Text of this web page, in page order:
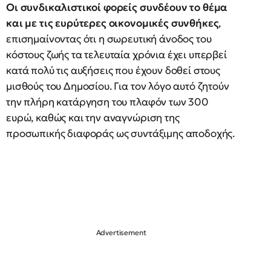
Οι συνδικαλιστικοί φορείς συνδέουν το θέμα
και με τις ευρύτερες οικονομικές συνθήκες,
επισημαίνοντας ότι η σωρευτική άνοδος του
κόστους ζωής τα τελευταία χρόνια έχει υπερβεί
κατά πολύ τις αυξήσεις που έχουν δοθεί στους
μισθούς του Δημοσίου. Για τον λόγο αυτό ζητούν
την πλήρη κατάργηση του πλαφόν των 300
ευρώ, καθώς και την αναγνώριση της
προσωπικής διαφοράς ως συντάξιμης αποδοχής.